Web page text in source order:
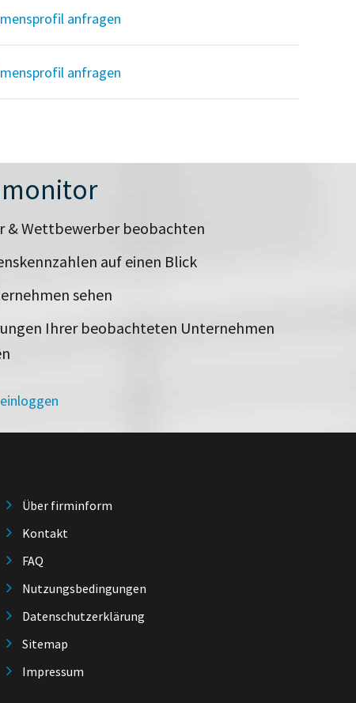
anfragen
anfragen
& Wettbewerber beobachten
auf einen Blick
sehen
Ihrer beobachteten Unternehmen
Über firminform
Kontakt
FAQ
Nutzungsbedingungen
Datenschutzerklärung
Sitemap
Impressum